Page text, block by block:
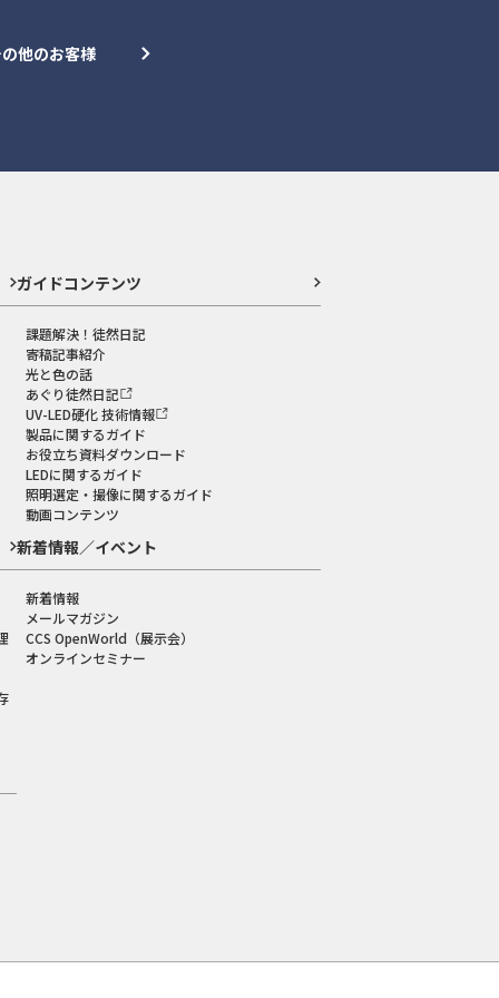
他のお客様
ガイドコンテンツ
課題解決！徒然日記
寄稿記事紹介
光と色の話
あぐり徒然日記
UV-LED硬化 技術情報
製品に関するガイド
お役立ち資料ダウンロード
LEDに関するガイド
照明選定・撮像に関するガイド
動画コンテンツ
新着情報／イベント
新着情報
メールマガジン
CCS OpenWorld（展示会）
オンラインセミナー